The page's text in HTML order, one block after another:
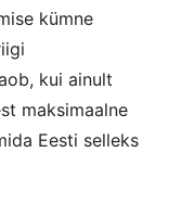
kümne
kui ainult
maksimaalne
Eesti selleks